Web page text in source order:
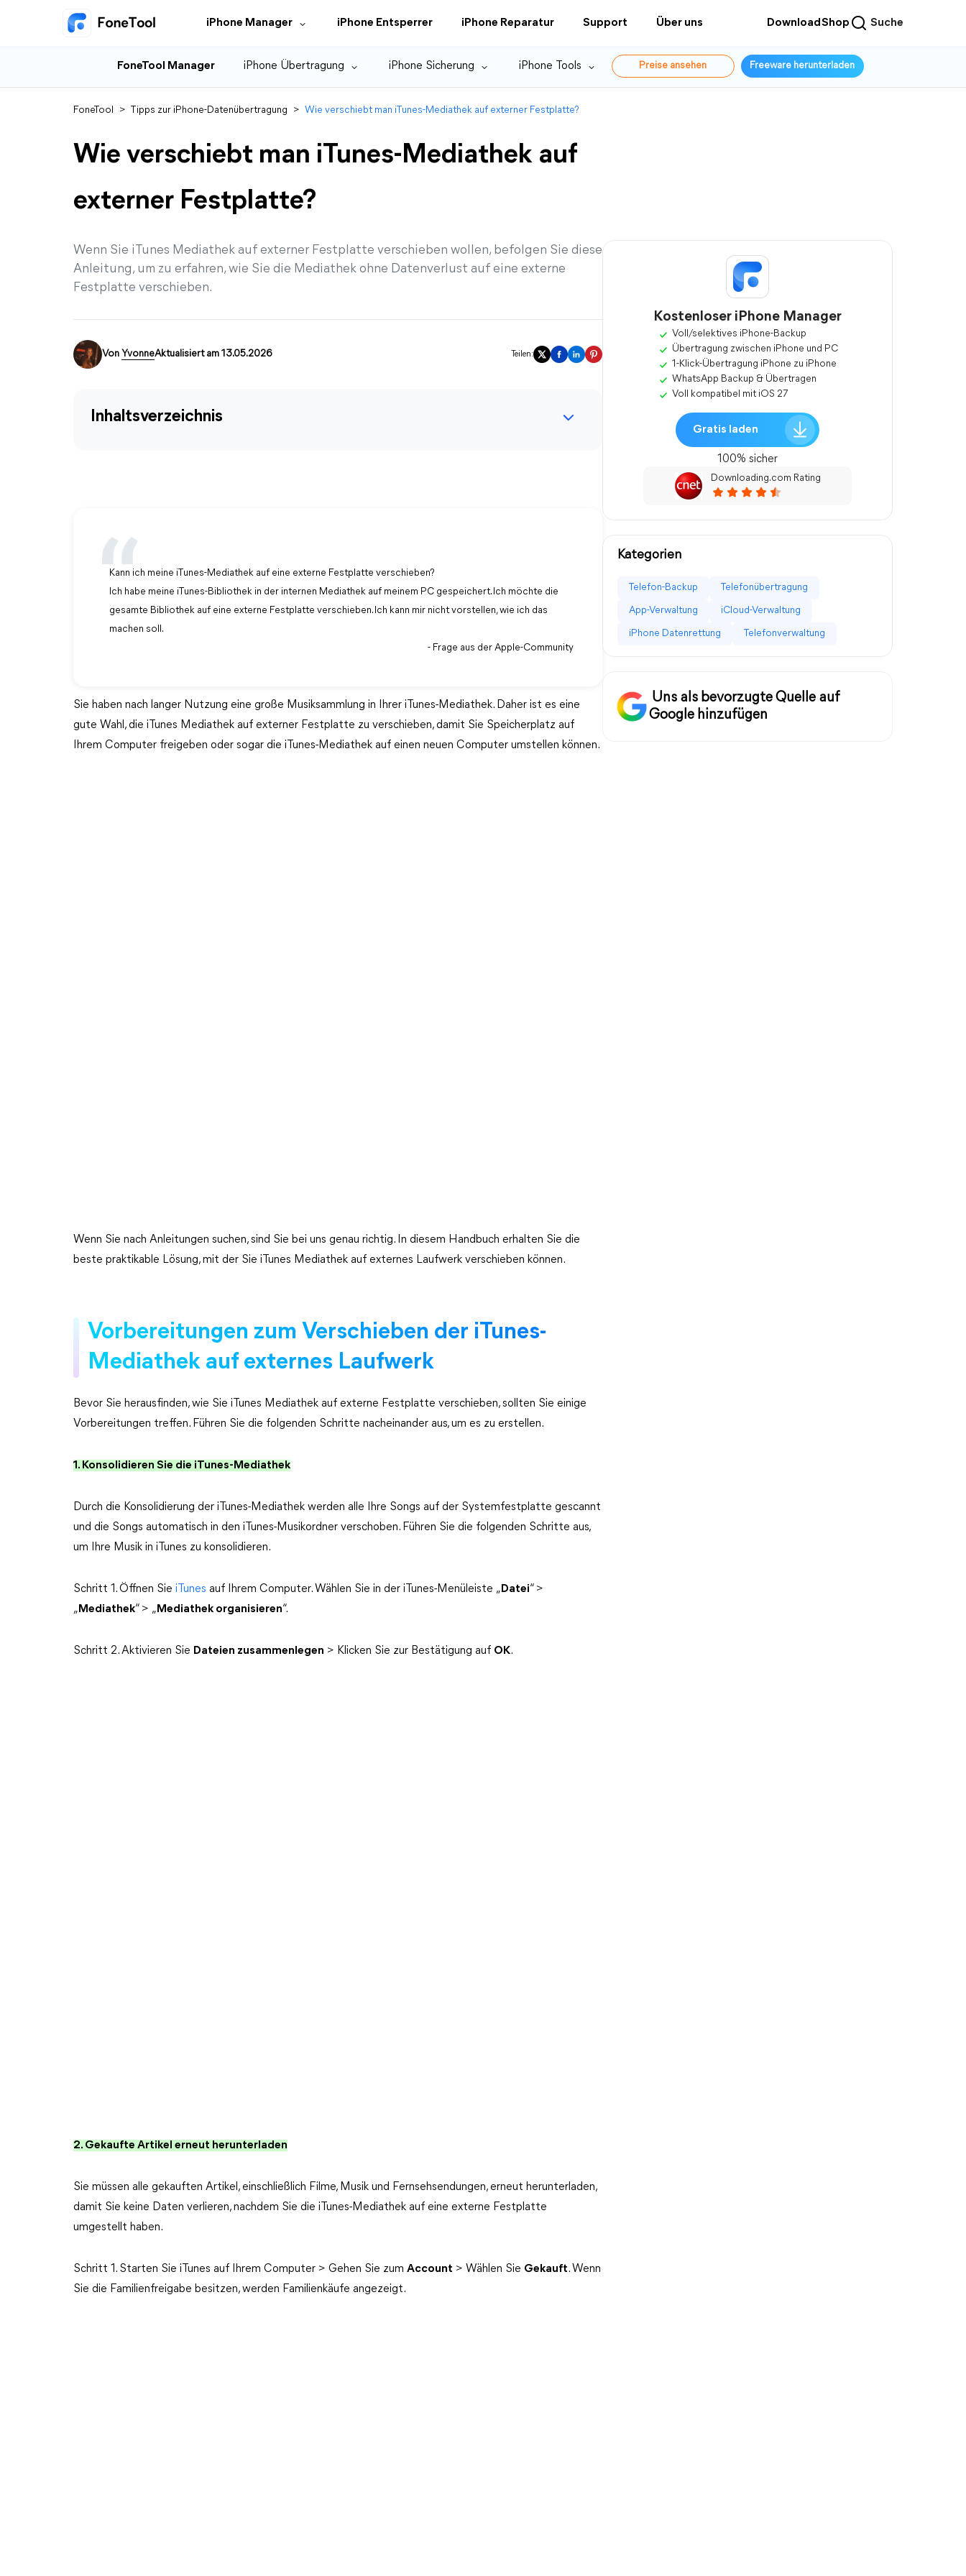
iPhone Manager iPhone Entsperrer iPhone Reparatur Support Über uns DownloadShop Suche
FoneTool Manager iPhone Übertragung iPhone Sicherung iPhone Tools Preise ansehen Freeware herunterladen
FoneTool > Tipps zur iPhone-Datenübertragung > Wie verschiebt man iTunes-Mediathek auf externer Festplatte?
Wie verschiebt man iTunes-Mediathek auf
externer Festplatte?
Wenn Sie iTunes Mediathek auf externer Festplatte verschieben wollen, befolgen Sie diese
Anleitung, um zu erfahren, wie Sie die Mediathek ohne Datenverlust auf eine externe
Festplatte verschieben.
Von YvonneAktualisiert am 13.05.2026 Teilen:
Inhaltsverzeichnis
Kann ich meine iTunes-Mediathek auf eine externe Festplatte verschieben?
Ich habe meine iTunes-Bibliothek in der internen Mediathek auf meinem PC gespeichert. Ich möchte die
gesamte Bibliothek auf eine externe Festplatte verschieben. Ich kann mir nicht vorstellen, wie ich das
machen soll.
- Frage aus der Apple-Community
Sie haben nach langer Nutzung eine große Musiksammlung in Ihrer iTunes-Mediathek. Daher ist es eine
gute Wahl, die iTunes Mediathek auf externer Festplatte zu verschieben, damit Sie Speicherplatz auf
Ihrem Computer freigeben oder sogar die iTunes-Mediathek auf einen neuen Computer umstellen können.
Wenn Sie nach Anleitungen suchen, sind Sie bei uns genau richtig. In diesem Handbuch erhalten Sie die
beste praktikable Lösung, mit der Sie iTunes Mediathek auf externes Laufwerk verschieben können.
Vorbereitungen zum Verschieben der iTunes-
Mediathek auf externes Laufwerk
Bevor Sie herausfinden, wie Sie iTunes Mediathek auf externe Festplatte verschieben, sollten Sie einige
Vorbereitungen treffen. Führen Sie die folgenden Schritte nacheinander aus, um es zu erstellen.
1. Konsolidieren Sie die iTunes-Mediathek
Durch die Konsolidierung der iTunes-Mediathek werden alle Ihre Songs auf der Systemfestplatte gescannt
und die Songs automatisch in den iTunes-Musikordner verschoben. Führen Sie die folgenden Schritte aus,
um Ihre Musik in iTunes zu konsolidieren.
Schritt 1. Öffnen Sie iTunes auf Ihrem Computer. Wählen Sie in der iTunes-Menüleiste „ Datei“ >
„ Mediathek“ > „ Mediathek organisieren“.
Schritt 2. Aktivieren Sie Dateien zusammenlegen > Klicken Sie zur Bestätigung auf OK.
2. Gekaufte Artikel erneut herunterladen
Sie müssen alle gekauften Artikel, einschließlich Filme, Musik und Fernsehsendungen, erneut herunterladen,
damit Sie keine Daten verlieren, nachdem Sie die iTunes-Mediathek auf eine externe Festplatte
umgestellt haben.
Schritt 1. Starten Sie iTunes auf Ihrem Computer > Gehen Sie zum Account > Wählen Sie Gekauft. Wenn
Sie die Familienfreigabe besitzen, werden Familienkäufe angezeigt.
Kostenloser iPhone Manager
Voll/selektives iPhone-Backup
Übertragung zwischen iPhone und PC
1-Klick-Übertragung iPhone zu iPhone
WhatsApp Backup & Übertragen
Voll kompatibel mit iOS 27
Gratis laden
100% sicher
Downloading.com Rating
Kategorien
Telefon-Backup Telefonübertragung
App-Verwaltung iCloud-Verwaltung
iPhone Datenrettung Telefonverwaltung
Uns als bevorzugte Quelle auf
Google hinzufügen